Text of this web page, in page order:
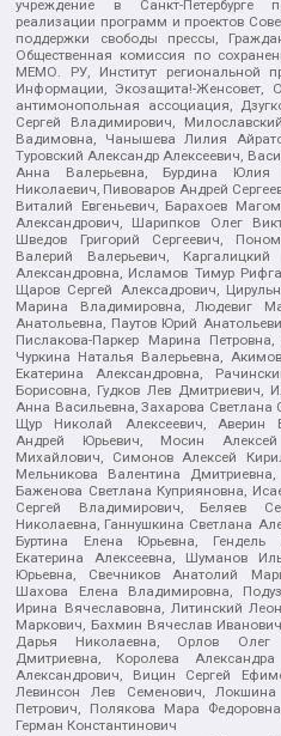
учреждение в Санкт-Петербурге
реализации программ и проектов
поддержки свободы прессы,
Общественная комиссия по
МЕМО. РУ, Институт региональной
Информации, Экозащита!-Женсовет,
антимонопольная ассоциация,
Сергей Владимирович,
Вадимовна, Чанышева Лилия
Туровский Александр Алексеевич,
Анна Валерьевна, Бурдина Юлия
Николаевич, Пивоваров Андрей
Виталий Евгеньевич, Барахоев
Александрович, Шарипков Олег
Шведов Григорий Сергеевич,
Валерий Валерьевич,
Александровна, Исламов Тимур
Щаров Сергей Алексадрович,
Марина Владимировна, Людевиг
Анатольевна, Паутов Юрий
Пислакова-Паркер Марина
Чуркина Наталья Валерьевна,
Екатерина Александровна,
Борисовна, Гудков Лев Дмитриевич,
Анна Васильевна, Захарова Светлана
Щур Николай Алексеевич, Аверин
Андрей Юрьевич, Мосин Алексей
Михайлович, Симонов Алексей
Мельникова Валентина
Баженова Светлана Куприяновна,
Сергей Владимирович, Беляев
Николаевна, Ганнушкина Светлана
Буртина Елена Юрьевна,
Екатерина Алексеевна, Шуманов
Юрьевна, Свечников Анатолий
Шахова Елена Владимировна,
Ирина Вячеславовна, Литинский
Маркович, Бахмин Вячеслав
Дарья Николаевна, Орлов Олег
Дмитриевна, Королева
Александрович, Вицин Сергей
Левинсон Лев Семенович,
Петрович, Полякова Мара
Герман Константинович